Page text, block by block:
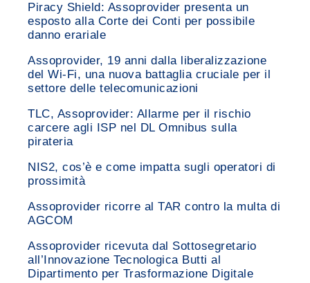
Piracy Shield: Assoprovider presenta un
esposto alla Corte dei Conti per possibile
danno erariale
Assoprovider, 19 anni dalla liberalizzazione
del Wi-Fi, una nuova battaglia cruciale per il
settore delle telecomunicazioni
TLC, Assoprovider: Allarme per il rischio
carcere agli ISP nel DL Omnibus sulla
pirateria
NIS2, cos’è e come impatta sugli operatori di
prossimità
Assoprovider ricorre al TAR contro la multa di
AGCOM
Assoprovider ricevuta dal Sottosegretario
all’Innovazione Tecnologica Butti al
Dipartimento per Trasformazione Digitale